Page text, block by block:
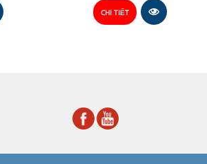
CHI TIẾT